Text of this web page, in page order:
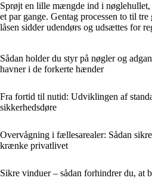
Sprøjt en lille mængde ind i
et par gange. Gentag processen to til
låsen sidder udendørs og udsættes for
Sådan holder du styr på nøgler og
havner i de forkerte hænder
Fra fortid til nutid: Udviklingen af
sikkerhedsdøre
Overvågning i fællesarealer: Sådan
krænke privatlivet
Sikre vinduer – sådan forhindrer du, at